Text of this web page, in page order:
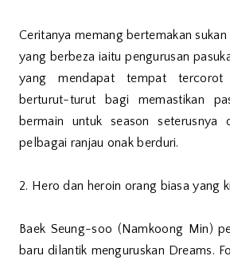
Ceritanya memang bertemakan
yang berbeza iaitu pengurusan
yang mendapat tempat
berturut-turut bagi memastikan
bermain untuk season seterusnya
pelbagai ranjau onak berduri.
2. Hero dan heroin orang biasa yang
Baek Seung-soo (Namkoong Min)
baru dilantik menguruskan Dreams.